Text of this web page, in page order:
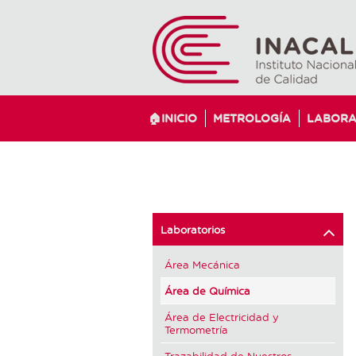
🏠INICIO METROLOGÍA
Laboratorios
Área Mecánica
Área de Química
Área de Electricidad y
Termometría